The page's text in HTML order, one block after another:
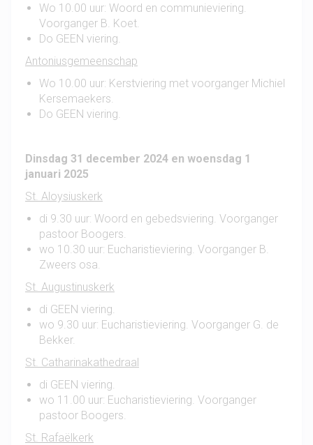
Wo 10.00 uur: Woord en communieviering.
Voorganger B. Koet.
Do GEEN viering.
Antoniusgemeenschap
Wo 10.00 uur: Kerstviering met voorganger Michiel
Kersemaekers.
Do GEEN viering.
Dinsdag 31 december 2024 en woensdag 1
januari 2025
St. Aloysiuskerk
di 9.30 uur: Woord en gebedsviering. Voorganger
pastoor Boogers.
wo 10.30 uur: Eucharistieviering. Voorganger B.
Zweers osa.
St. Augustinuskerk
di GEEN viering.
wo 9.30 uur: Eucharistieviering. Voorganger G. de
Bekker.
St. Catharinakathedraal
di GEEN viering.
wo 11.00 uur: Eucharistieviering. Voorganger
pastoor Boogers.
St. Rafaëlkerk